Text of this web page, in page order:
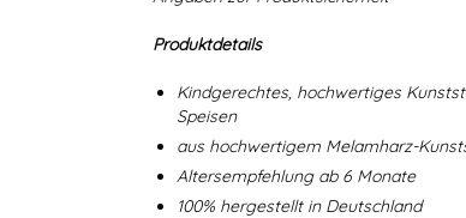
Produktdetails
Kindgerechtes, hochwertiges
Speisen
aus hochwertigem Melamharz-
Altersempfehlung ab 6 Monate
100% hergestellt in Deutschland